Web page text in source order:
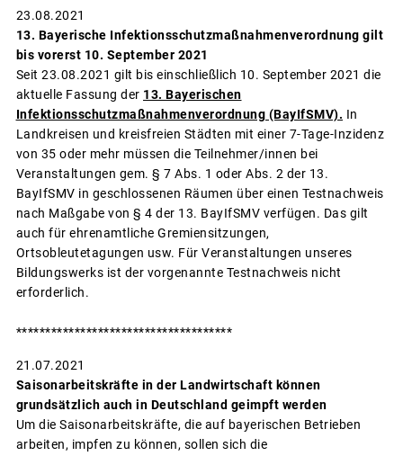
23.08.2021
13. Bayerische Infektionsschutzmaßnahmenverordnung gilt
bis vorerst 10. September 2021
Seit 23.08.2021 gilt bis einschließlich 10. September 2021 die
aktuelle Fassung der 13. Bayerischen
Infektionsschutzmaßnahmenverordnung (BayIfSMV). In
Landkreisen und kreisfreien Städten mit einer 7-Tage-Inzidenz
von 35 oder mehr müssen die Teilnehmer/innen bei
Veranstaltungen gem. § 7 Abs. 1 oder Abs. 2 der 13.
BayIfSMV in geschlossenen Räumen über einen Testnachweis
nach Maßgabe von § 4 der 13. BayIfSMV verfügen. Das gilt
auch für ehrenamtliche Gremiensitzungen,
Ortsobleutetagungen usw. Für Veranstaltungen unseres
Bildungswerks ist der vorgenannte Testnachweis nicht
erforderlich.
*************************************
21.07.2021
Saisonarbeitskräfte in der Landwirtschaft können
grundsätzlich auch in Deutschland geimpft werden
Um die Saisonarbeitskräfte, die auf bayerischen Betrieben
arbeiten, impfen zu können, sollen sich die